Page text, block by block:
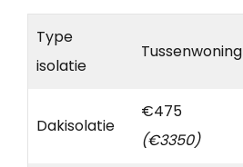
Type
isolatie
Tussenwoning
Dakisolatie
€475
(€3350)